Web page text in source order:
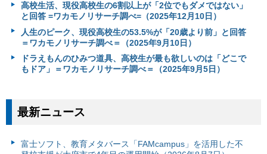
高校生活、現役高校生の6割以上が「2位でもダメではない」
と回答 =ワカモノリサーチ調べ=（2025年12月10日）
人生のピーク、現役高校生の53.5%が「20歳より前」と回答
＝ワカモノリサーチ調べ＝（2025年9月10日）
ドラえもんのひみつ道具、高校生が最も欲しいのは「どこで
もドア」＝ワカモノリサーチ調べ＝（2025年9月5日）
最新ニュース
富⼠ソフト、教育メタバース「FAMcampus」を活用した不